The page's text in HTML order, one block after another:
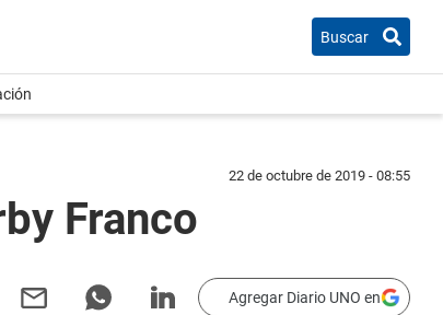
Buscar
22 de octubre de 2019 - 08:55
Franco
Agregar Diario UNO en